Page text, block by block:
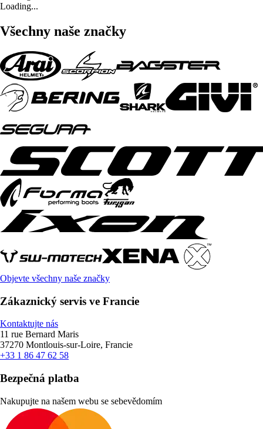
Loading...
Všechny naše značky
Objevte všechny naše značky
Zákaznický servis ve Francie
Kontaktujte nás
11 rue Bernard Maris
37270 Montlouis-sur-Loire, Francie
+33 1 86 47 62 58
Bezpečná platba
Nakupujte na našem webu se sebevědomím